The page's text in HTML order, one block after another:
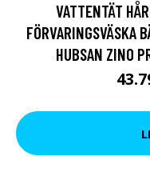
VATTENTÄT
FÖRVARINGSVÄSKA
HUBSAN ZINO